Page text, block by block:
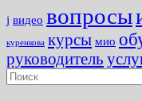
j видео вопросы
куренкова курсы мио
руководитель